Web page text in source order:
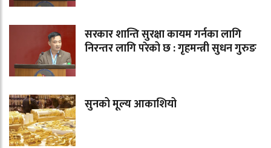
सरकार शान्ति सुरक्षा कायम गर्नका लागि
निरन्तर लागि परेको छ : गृहमन्त्री सुधन गुरुङ
सुनको मूल्य आकाशियो